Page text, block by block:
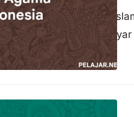
Penyebaran Agama
sebagai pelayar-